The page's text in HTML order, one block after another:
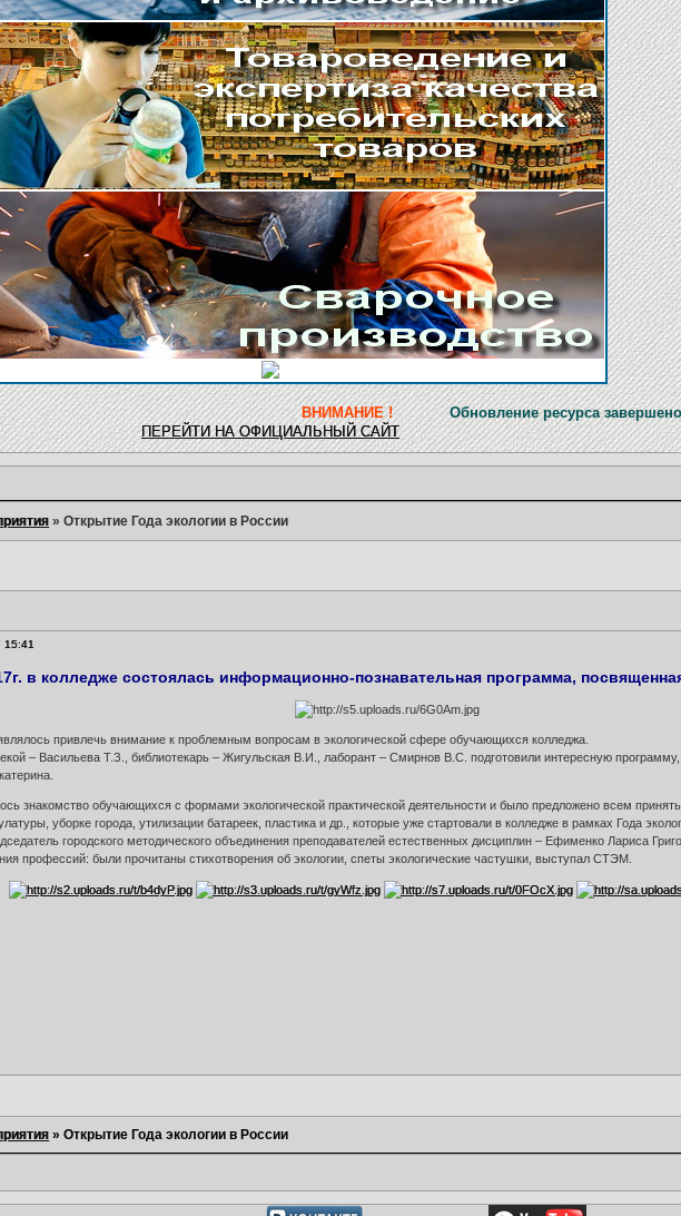
ВНИМАНИЕ !Обновление ресурса завершено! Для
ПЕРЕЙТИ НА ОФИЦИАЛЬНЫЙ САЙТ
»Открытие Года экологии в России
15:41
в колледже состоялась информационно-познавательная программа,
привлечь внимание к проблемным вопросам в экологической сфере обучающихся колледжа.
– Васильева Т.З., библиотекарь – Жигульская В.И., лаборант – Смирнов В.С. подготовили интересную
знакомство обучающихся с формами экологической практической деятельности и было предложено всем принять
уборке города, утилизации батареек, пластика и др., которые уже стартовали в колледже в рамках Года
городского методического объединения преподавателей естественных дисциплин – Ефименко Лариса
профессий: были прочитаны стихотворения об экологии, спеты экологические частушки, выступал СТЭМ.
»Открытие Года экологии в России